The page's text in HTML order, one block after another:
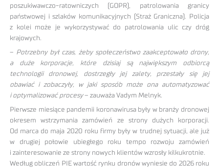
poszukiwawczo-ratowniczych (GOPR), patrolowania granicy
państwowej i szlaków komunikacyjnych (Straż Graniczna). Policja
z kolei może je wykorzystywać do patrolowania ulic czy dróg
krajowych.
– Potrzebny był czas, żeby społeczeństwo zaakceptowało drony,
a duże korporacje, które dzisiaj są największym odbiorcą
technologii dronowej, dostrzegły jej zalety, przestały się jej
obawiać i zobaczyły, w jaki sposób może ona automatyzować
i optymalizować procesy– zauważa Vadym Melnyk.
Pierwsze miesiące pandemii koronawirusa były w branży dronowej
okresem wstrzymania zamówień ze strony dużych korporacji.
Od marca do maja 2020 roku firmy były w trudnej sytuacji, ale już
w drugiej połowie ubiegłego roku tempo rozwoju zamówień
i zainteresowanie ze strony nowych klientów wzrosły kilkukrotnie.
Według obliczeń PIE wartość rynku dronów wyniesie do 2026 roku